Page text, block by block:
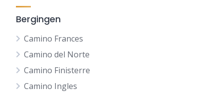
Bergingen
Camino Frances
Camino del Norte
Camino Finisterre
Camino Ingles